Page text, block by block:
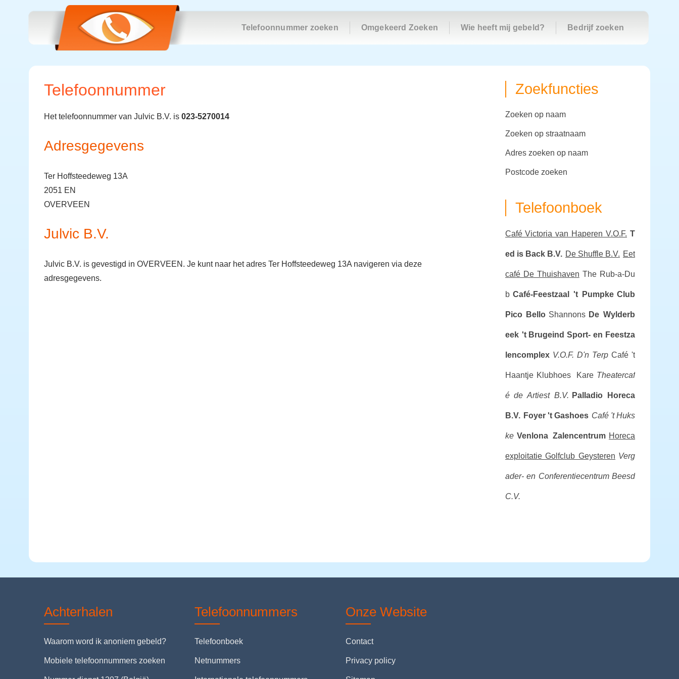
Telefoonnummer zoeken Omgekeerd Zoeken Wie heeft mij gebeld? Bedrijf zoeken
Telefoonnummer
Het telefoonnummer van Julvic B.V. is 023-5270014
Adresgegevens
Ter Hoffsteedeweg 13A
2051 EN
OVERVEEN
Julvic B.V.
Julvic B.V. is gevestigd in OVERVEEN. Je kunt naar het adres Ter Hoffsteedeweg 13A navigeren via deze
adresgegevens.
Zoekfuncties
zoeken op naam
zoeken op straatnaam
adres zoeken op naam
postcode zoeken
Telefoonboek
Café Victoria van Haperen V.O.F. T
ed is Back B.V. De Shuffle B.V. Eet
café De Thuishaven The Rub-a-Du
b Café-Feestzaal 't Pumpke Club
Pico Bello Shannons De Wylderb
eek 't Brugeind Sport- en Feestza
lencomplex V.O.F. D'n Terp Café 't
Haantje Klubhoes Kare Theatercaf
é de Artiest B.V. Palladio Horeca
B.V. Foyer 't Gashoes Café 't Huks
ke Venlona Zalencentrum Horeca
exploitatie Golfclub Geysteren Verg
ader- en Conferentiecentrum Beesd
C.V.
Achterhalen
Waarom word ik anoniem gebeld?
Mobiele telefoonnummers zoeken
Telefoonnummers
Telefoonboek
Netnummers
Onze Website
Contact
Privacy policy